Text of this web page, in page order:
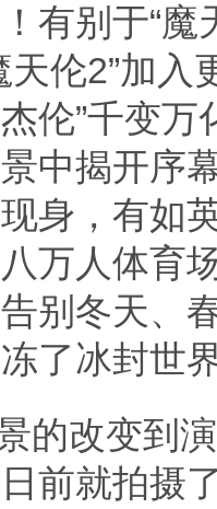
有别于“
天伦2”加
伦”千变
中揭开序
身，有如
万人体育
别冬天、
了冰封世
的改变到
前就拍摄